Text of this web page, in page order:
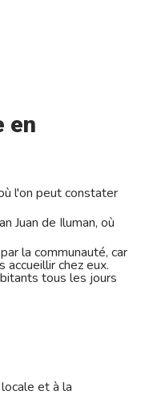
en
l'on peut constater
Juan de Iluman, où
la communauté, car
chez eux.
tous les jours
et à la